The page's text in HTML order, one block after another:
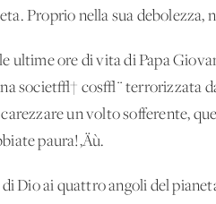
Proprio nella sua debolezza,
ultime ore di vita di Papa
societ√† cos√¨ terrorizzata
un volto sofferente,
paura!‚Äù.
Dio ai quattro angoli del